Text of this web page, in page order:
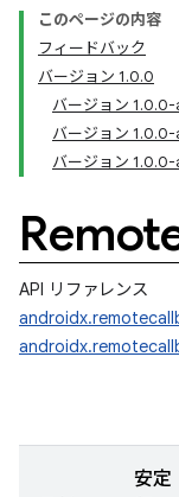
このページの内容
フィードバック
バージョン 1.0.0
バージョン
バージョン
バージョン
API リファレンス
安定